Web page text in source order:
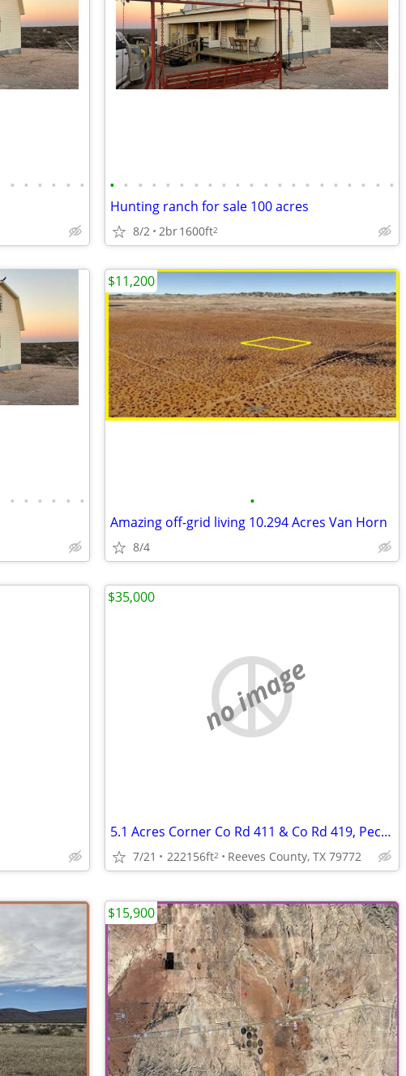
• • • • • • • • • • • • • • • • • • • • • • • • • • •
Hunting ranch for sale 100 acres
8/2 2br1600ft2
• • • • • • •
Amazing off-grid living 10.294 Acres Van Horn
8/4
$11,200
no image
5.1 Acres Corner Co Rd 411 & Co Rd 419, Pecos, TX 79772
7/21 222156ft2 Reeves County, TX 79772
$35,000
$15,900